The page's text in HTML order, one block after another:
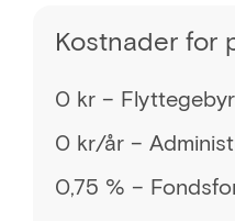
Kostnader for
0 kr – Flyttegebyr
0 kr/år –
0,75 % –